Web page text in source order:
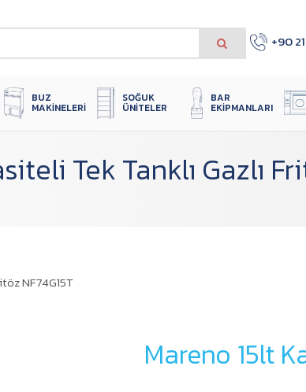
+90
BUZ
MAKINELERI
SOĞUK
ÜNITELER
BAR
EKIPMANLARI
Tek Tanklı Gazlı
NF74G15T
Mareno 15lt